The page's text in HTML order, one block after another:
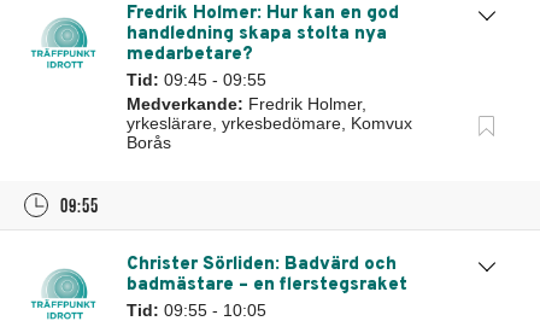
Fredrik Holmer: Hur kan en god
handledning skapa stolta nya
medarbetare?
Tid: 09:45 - 09:55
Medverkande: Fredrik Holmer,
yrkeslärare, yrkesbedömare, Komvux
Borås
09:55
Christer Sörliden: Badvärd och
badmästare – en flerstegsraket
Tid: 09:55 - 10:05